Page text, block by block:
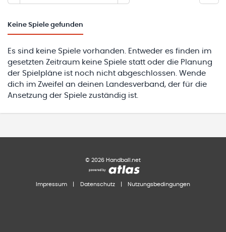
Keine Spiele gefunden
Es sind keine Spiele vorhanden. Entweder es finden im
gesetzten Zeitraum keine Spiele statt oder die Planung
der Spielpläne ist noch nicht abgeschlossen. Wende
dich im Zweifel an deinen Landesverband, der für die
Ansetzung der Spiele zuständig ist.
© 2026 Handball.net
Impressum Datenschutz Nutzungsbedingungen